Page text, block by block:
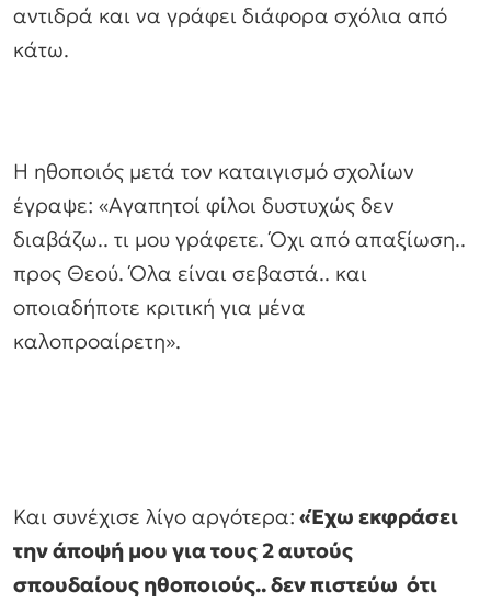
αντιδρά και να γράφει διάφορα σχόλια από
κάτω.
Η ηθοποιός μετά τον καταιγισμό σχολίων
έγραψε: «Αγαπητοί φίλοι δυστυχώς δεν
διαβάζω.. τι μου γράφετε. Όχι από απαξίωση..
προς Θεού. Όλα είναι σεβαστά.. και
οποιαδήποτε κριτική για μένα
καλοπροαίρετη».
Και συνέχισε λίγο αργότερα: «Έχω εκφράσει
την άποψή μου για τους 2 αυτούς
σπουδαίους ηθοποιούς.. δεν πιστεύω ότι